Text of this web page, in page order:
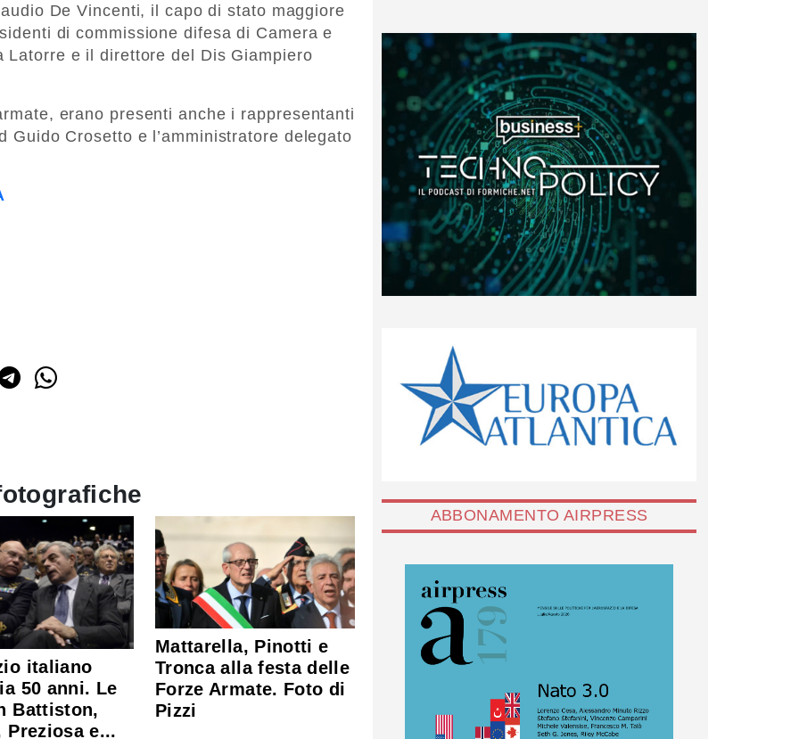
De Vincenti, il capo di stato maggiore
di commissione difesa di Camera e
Latorre e il direttore del Dis Giampiero
erano presenti anche i rappresentanti
Guido Crosetto e l’amministratore delegato
italiano
50 anni. Le
Battiston,
Preziosa e...
Mattarella, Pinotti e
Tronca alla festa delle
Forze Armate. Foto di
Pizzi
ABBONAMENTO AIRPRESS